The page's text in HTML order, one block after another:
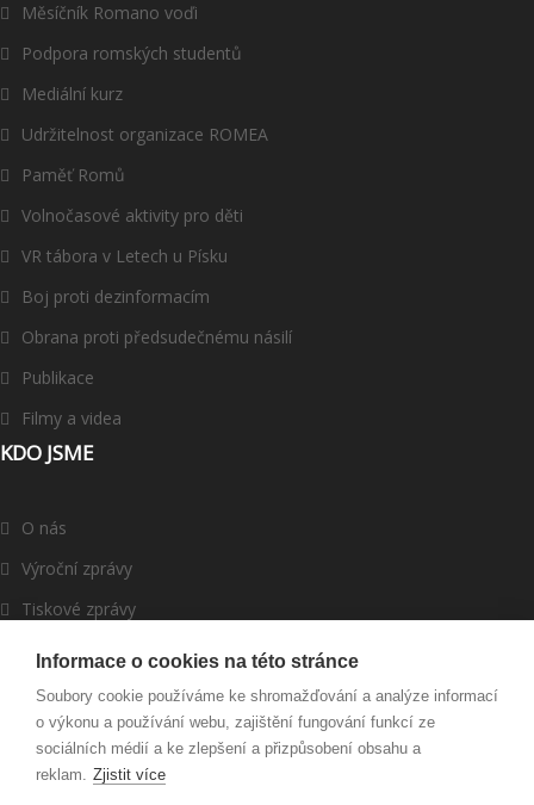
Měsíčník Romano voďi
Podpora romských studentů
Mediální kurz
Udržitelnost organizace ROMEA
Paměť Romů
Volnočasové aktivity pro děti
VR tábora v Letech u Písku
Boj proti dezinformacím
Obrana proti předsudečnému násilí
Publikace
Filmy a videa
KDO JSME
O nás
Výroční zprávy
Tiskové zprávy
ROMEA v médiích
Dárci a partneři
Darujte
Informace o cookies na této stránce
Soubory cookie používáme ke shromažďování a analýze informací
o výkonu a používání webu, zajištění fungování funkcí ze
sociálních médií a ke zlepšení a přizpůsobení obsahu a
reklam. Zjistit více